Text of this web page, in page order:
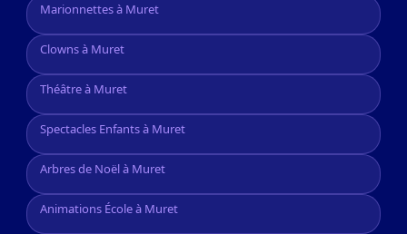
Marionnettes à Muret
Clowns à Muret
Théâtre à Muret
Spectacles Enfants à Muret
Arbres de Noël à Muret
Animations École à Muret